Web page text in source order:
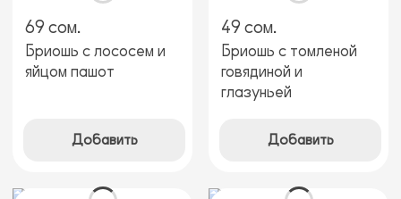
69 сом.
Бриошь с лососем и
яйцом пашот
Добавить
49 сом.
Бриошь с томленой
говядиной и
глазуньей
Добавить